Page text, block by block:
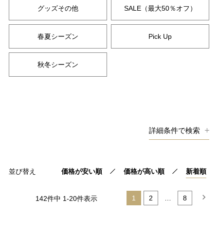
グッズその他 SALE（最大50％オフ）
春夏シーズン Pick Up
秋冬シーズン
詳細条件で検索
円
並び替え 価格が安い順 価格が高い順 新着順
142件中 1-20件表示 1 2 8